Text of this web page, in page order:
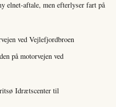
elnet-aftale, men efterlyser fart på
ved Vejlefjordbroen
på motorvejen ved
Idrætscenter til